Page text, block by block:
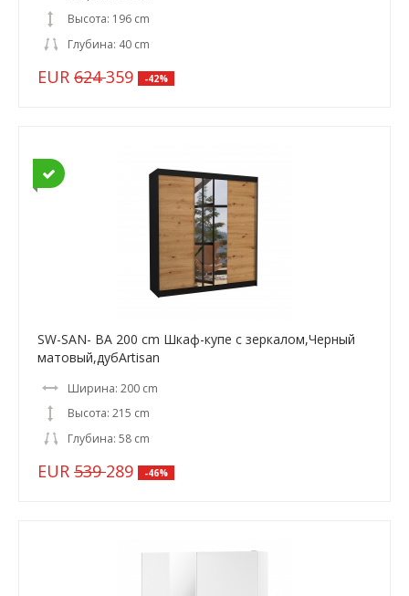
Высота: 196 cm
Глубина: 40 cm
EUR 624359 -42%
SW-SAN- BA 200 cm Шкаф-купе с зеркалом,Черный
матовый,дубArtisan
Ширина: 200 cm
Высота: 215 cm
Глубина: 58 cm
EUR 539289 -46%